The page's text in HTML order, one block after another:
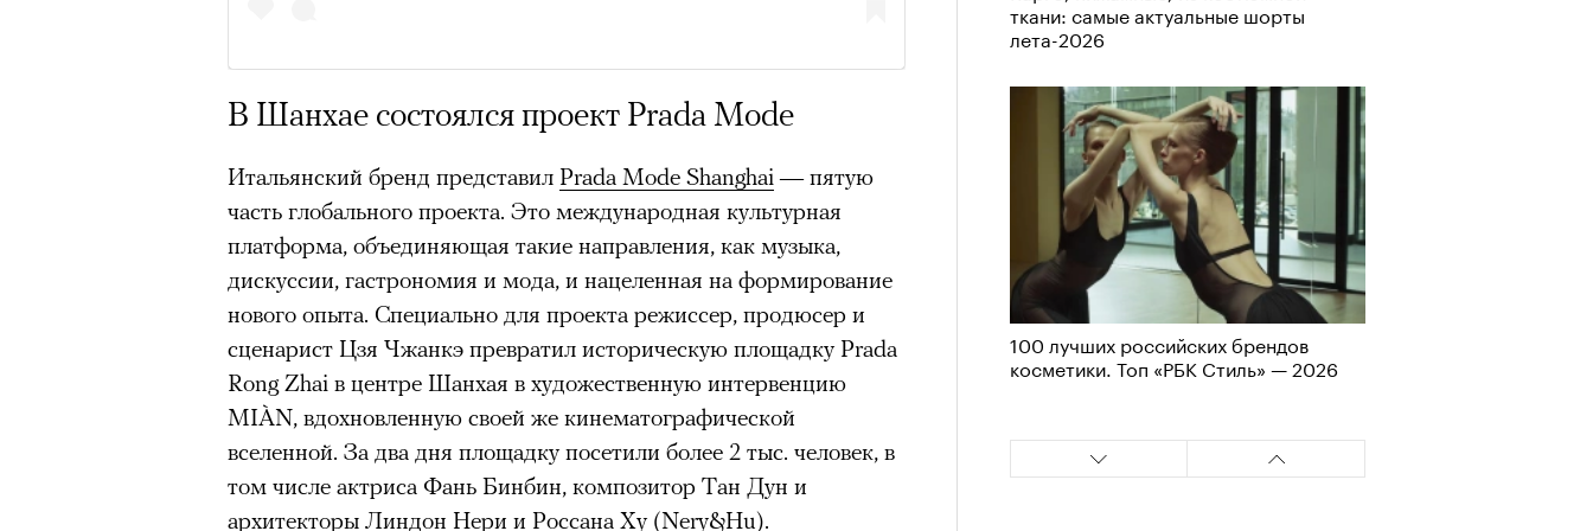
ткани: самые актуальные шорты
лета-2026
100 лучших российских брендов
косметики. Топ «РБК Стиль» — 2026
В Шанхае состоялся проект Prada Mode
Итальянский бренд представил Prada Mode Shanghai — пятую
часть глобального проекта. Это международная культурная
платформа, объединяющая такие направления, как музыка,
дискуссии, гастрономия и мода, и нацеленная на формирование
нового опыта. Специально для проекта режиссер, продюсер и
сценарист Цзя Чжанкэ превратил историческую площадку Prada
Rong Zhai в центре Шанхая в художественную интервенцию
MIÀN, вдохновленную своей же кинематографической
вселенной. За два дня площадку посетили более 2 тыс. человек, в
том числе актриса Фань Бинбин, композитор Тан Дун и
архитекторы Линдон Нери и Россана Ху (Nery&Hu).
Кира Альтман, Altman Talks: «Умение
штука»
Кадр из фильма «Зеленые глаза»
© JUNE FILMS